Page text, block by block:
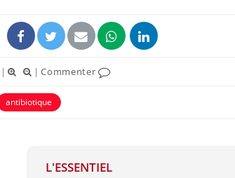
| |Commenter
antibiotique
L'ESSENTIEL